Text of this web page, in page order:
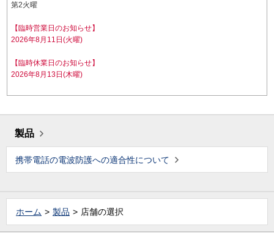
第2火曜
【臨時営業日のお知らせ】
2026年8月11日(火曜)
【臨時休業日のお知らせ】
2026年8月13日(木曜)
製品
携帯電話の電波防護への適合性について
ホーム 製品 店舗の選択